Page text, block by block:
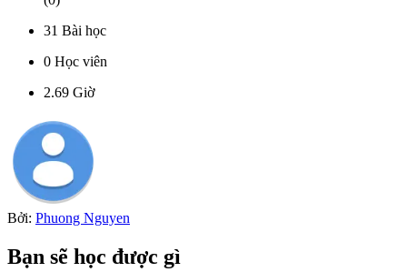
31 Bài học
0 Học viên
2.69 Giờ
Bởi: Phuong Nguyen
Bạn sẽ học được gì